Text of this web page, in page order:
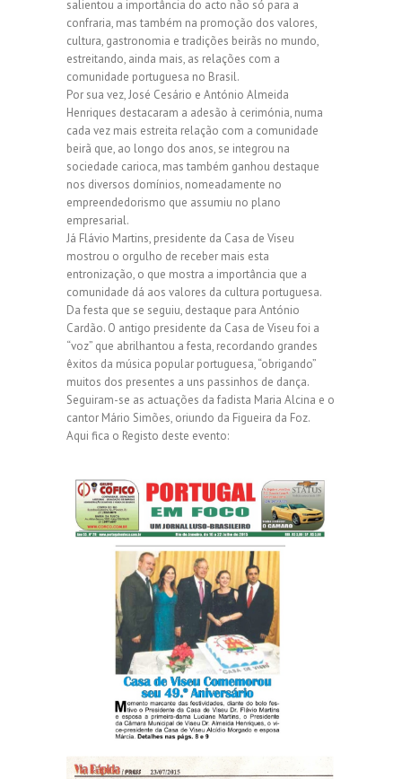
salientou a importância do acto não só para a
confraria, mas também na promoção dos valores,
cultura, gastronomia e tradições beirãs no mundo,
estreitando, ainda mais, as relações com a
comunidade portuguesa no Brasil.
Por sua vez, José Cesário e António Almeida
Henriques destacaram a adesão à cerimónia, numa
cada vez mais estreita relação com a comunidade
beirã que, ao longo dos anos, se integrou na
sociedade carioca, mas também ganhou destaque
nos diversos domínios, nomeadamente no
empreendedorismo que assumiu no plano
empresarial.
Já Flávio Martins, presidente da Casa de Viseu
mostrou o orgulho de receber mais esta
entronização, o que mostra a importância que a
comunidade dá aos valores da cultura portuguesa.
Da festa que se seguiu, destaque para António
Cardão. O antigo presidente da Casa de Viseu foi a
“voz” que abrilhantou a festa, recordando grandes
êxitos da música popular portuguesa, “obrigando”
muitos dos presentes a uns passinhos de dança.
Seguiram-se as actuações da fadista Maria Alcina e o
cantor Mário Simões, oriundo da Figueira da Foz.
Aqui fica o Registo deste evento: